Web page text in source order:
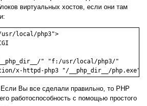
виртуальных хостов, если они там
local/php3">
" "f:/usr/local/php3/"
Вы все сделали правильно, то PHP
работоспособность с помощью простого